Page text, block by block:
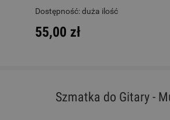
Dostępność:duża ilość
55,00 zł
Szmatka do Gitary -